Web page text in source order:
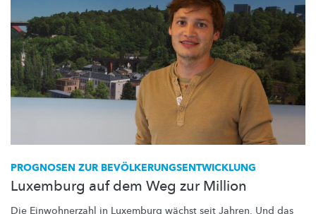
PROGNOSEN ZUR BEVÖLKERUNGSENTWICKLUNG
Luxemburg auf dem Weg zur Million
Die Einwohnerzahl in Luxemburg wächst seit Jahren. Und das